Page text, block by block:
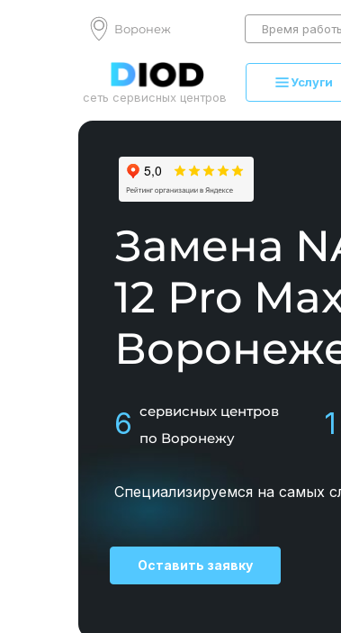
Воронеж Время
сеть сервисных центров
Услуги
Замена
12 Pro
6 сервисных центров
по Воронежу
Специализируемся на самых
Оставить заявку